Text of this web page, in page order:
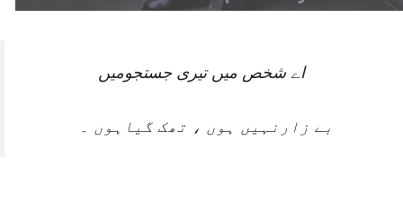
اے شخص میں تیری جستجومیں
بے زارنہیں ہوں ، تھک گیاہوں ۔